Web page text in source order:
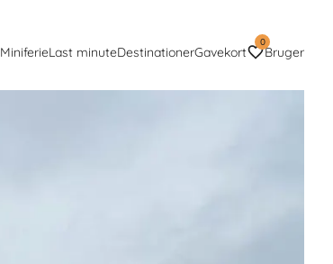
MiniferieLast minuteDestinationerGavekort
0
Bruger